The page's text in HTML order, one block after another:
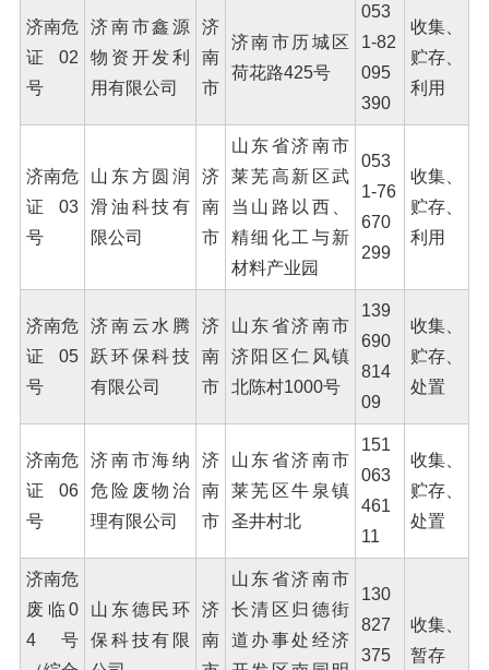
济南危
证02
号
济南市鑫源
物资开发利
用有限公司
济
南
市
济南市历城区
荷花路425号
053
1-82
095
390
收集、
贮存、
利用
济南危
证03
号
山东方圆润
滑油科技有
限公司
济
南
市
山东省济南市
莱芜高新区武
当山路以西、
精细化工与新
材料产业园
053
1-76
670
299
收集、
贮存、
利用
济南危
证05
号
济南云水腾
跃环保科技
有限公司
济
南
市
山东省济南市
济阳区仁风镇
北陈村1000号
139
690
814
09
收集、
贮存、
处置
济南危
证06
号
济南市海纳
危险废物治
理有限公司
济
南
市
山东省济南市
莱芜区牛泉镇
圣井村北
151
063
461
11
收集、
贮存、
处置
济南危
废临0
4号
山东德民环
保科技有限
济
南
山东省济南市
长清区归德街
道办事处经济
130
827
375
收集、
暂存